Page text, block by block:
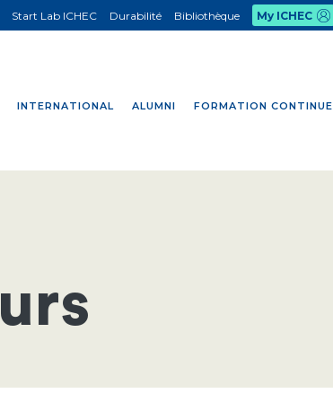
INTERNATIONAL ALUMNI FORMATION CONTINUE
Start Lab ICHEC Durabilité Bibliothèque My ICHEC